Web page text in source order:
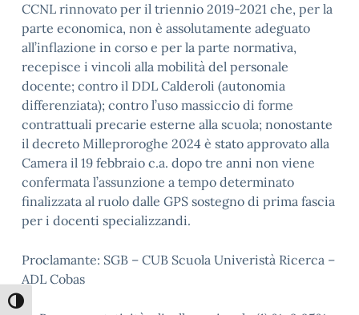
Attiva/disattiva alto contrasto
CCNL rinnovato per il triennio 2019-2021 che, per la
parte economica, non è assolutamente adeguato
all’inflazione in corso e per la parte normativa,
recepisce i vincoli alla mobilità del personale
docente; contro il DDL Calderoli (autonomia
differenziata); contro l’uso massiccio di forme
contrattuali precarie esterne alla scuola; nonostante
il decreto Milleproroghe 2024 è stato approvato alla
Camera il 19 febbraio c.a. dopo tre anni non viene
confermata l’assunzione a tempo determinato
finalizzata al ruolo dalle GPS sostegno di prima fascia
per i docenti specializzandi.
Proclamante: SGB – CUB Scuola Univeristà Ricerca –
ADL Cobas